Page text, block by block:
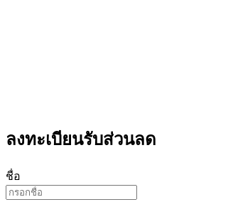
ลงทะเบียนรับส่วนลด​
ชื่อ